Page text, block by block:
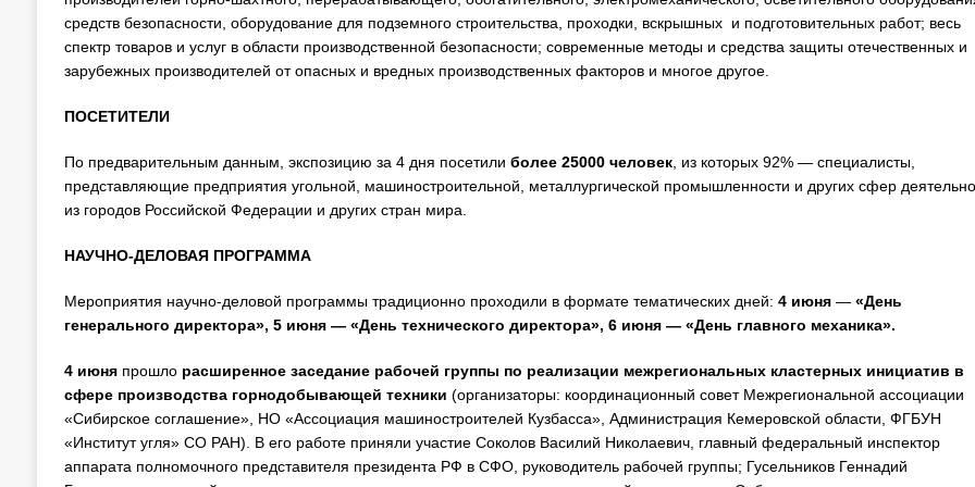
средств безопасности, оборудование для подземного строительства, проходки, вскрышных и подготовительных работ; весь
спектр товаров и услуг в области производственной безопасности; современные методы и средства защиты отечественных и
зарубежных производителей от опасных и вредных производственных факторов и многое другое.
ПОСЕТИТЕЛИ
По предварительным данным, экспозицию за 4 дня посетили более 25000 человек, из которых 92% — специалисты,
представляющие предприятия угольной, машиностроительной, металлургической промышленности и других сфер
из городов Российской Федерации и других стран мира.
НАУЧНО-ДЕЛОВАЯ ПРОГРАММА
Мероприятия научно-деловой программы традиционно проходили в формате тематических дней: 4 июня— «День
генерального директора», 5 июня — «День технического директора», 6 июня — «День главного механика».
4 июня прошло расширенное заседание рабочей группы по реализации межрегиональных кластерных инициатив в
сфере производства горнодобывающей техники (организаторы: координационный совет Межрегиональной ассоциации
«Сибирское соглашение», НО «Ассоциация машиностроителей Кузбасса», Администрация Кемеровской области, ФГБУН
«Институт угля» СО РАН). В его работе приняли участие Соколов Василий Николаевич, главный федеральный инспектор
аппарата полномочного представителя президента РФ в СФО, руководитель рабочей группы; Гусельников Геннадий